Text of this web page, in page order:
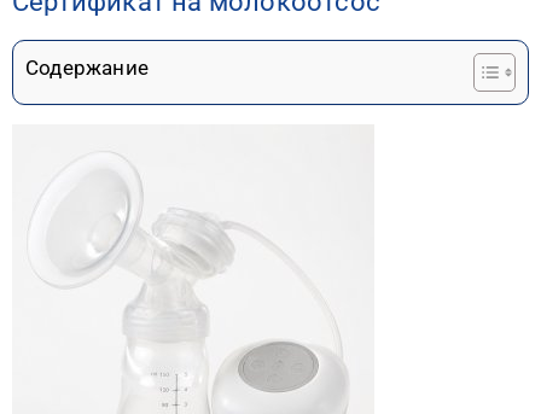
Содержание